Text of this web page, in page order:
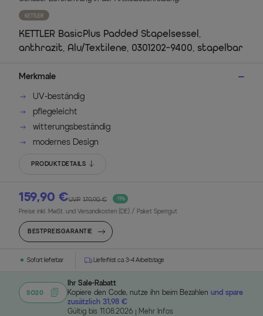
KETTLER
KETTLER BasicPlus Padded Stapelsessel,
anthrazit, Alu/Textilene, 0301202-9400, stapelbar
Merkmale
UV-beständig
pflegeleicht
witterungsbeständig
modernes Design
PRODUKTDETAILS
159,90 € -11%
UVP 179,90 €
Preise inkl. MwSt. und Versandkosten (DE) / Paket Sperrgut
BESTPREISGARANTIE
Sofort lieferbar Lieferfrist ca. 3-4 Arbeitstage
SO20
Ihr Sale-Rabatt
Kopiere den Code, nutze ihn beim Bezahlen und spare
zusätzlich 31,98 €
Gültig bis 11.08.2026
Mehr Infos